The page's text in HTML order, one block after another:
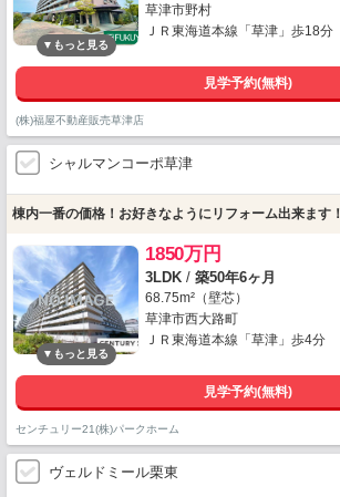
草津市野村
ＪＲ東海道本線「草津」歩18分
見学予約(無料)
(株)福屋不動産販売草津店
シャルマンコーポ草津
棟内一番の価格！お好きなようにリフォーム出来ます！
1850万円
3LDK / 築50年6ヶ月
68.75m²（壁芯）
草津市西大路町
ＪＲ東海道本線「草津」歩4分
見学予約(無料)
センチュリー21(株)パークホーム
ヴェルドミール栗東